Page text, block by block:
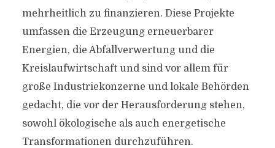
mehrheitlich zu finanzieren. Diese Projekte
umfassen die Erzeugung erneuerbarer
Energien, die Abfallverwertung und die
Kreislaufwirtschaft und sind vor allem für
große Industriekonzerne und lokale Behörden
gedacht, die vor der Herausforderung stehen,
sowohl ökologische als auch energetische
Transformationen durchzuführen.